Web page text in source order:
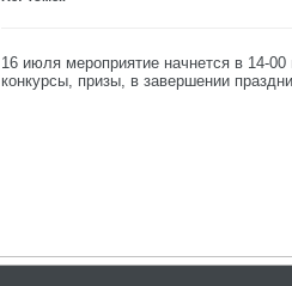
16 июля мероприятие начнется в 14-
конкурсы, призы, в завершении